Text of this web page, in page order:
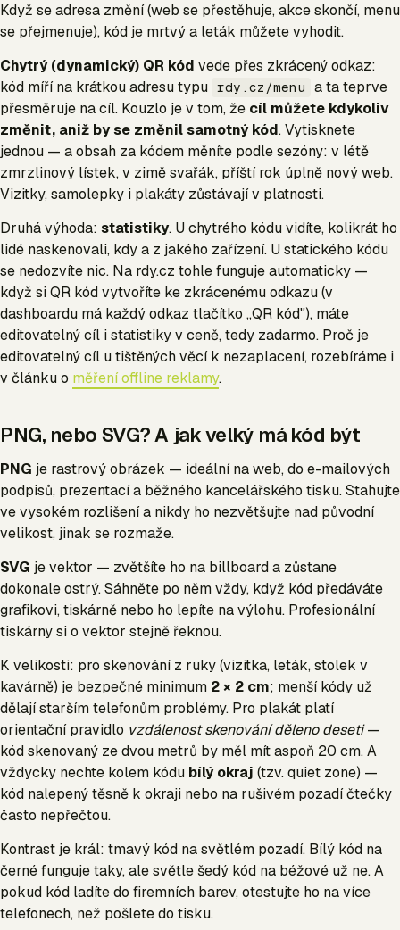
Když se adresa změní (web se přestěhuje, akce skončí, menu
se přejmenuje), kód je mrtvý a leták můžete vyhodit.
Chytrý (dynamický) QR kód vede přes zkrácený odkaz:
kód míří na krátkou adresu typu rdy.cz/menu
a ta teprve
přesměruje na cíl. Kouzlo je v tom, že cíl můžete kdykoliv
změnit, aniž by se změnil samotný kód. Vytisknete
jednou — a obsah za kódem měníte podle sezóny: v létě
zmrzlinový lístek, v zimě svařák, příští rok úplně nový web.
Vizitky, samolepky i plakáty zůstávají v platnosti.
Druhá výhoda: statistiky. U chytrého kódu vidíte, kolikrát ho
lidé naskenovali, kdy a z jakého zařízení. U statického kódu
se nedozvíte nic. Na rdy.cz tohle funguje automaticky —
když si QR kód vytvoříte ke zkrácenému odkazu (v
dashboardu má každý odkaz tlačítko „QR kód"), máte
editovatelný cíl i statistiky v ceně, tedy zadarmo. Proč je
editovatelný cíl u tištěných věcí k nezaplacení, rozebíráme i
v článku o měření offline reklamy.
PNG, nebo SVG? A jak velký má kód být
PNG je rastrový obrázek — ideální na web, do e-mailových
podpisů, prezentací a běžného kancelářského tisku. Stahujte
ve vysokém rozlišení a nikdy ho nezvětšujte nad původní
velikost, jinak se rozmaže.
SVG je vektor — zvětšíte ho na billboard a zůstane
dokonale ostrý. Sáhněte po něm vždy, když kód předáváte
grafikovi, tiskárně nebo ho lepíte na výlohu. Profesionální
tiskárny si o vektor stejně řeknou.
K velikosti: pro skenování z ruky (vizitka, leták, stolek v
kavárně) je bezpečné minimum 2 × 2 cm; menší kódy už
dělají starším telefonům problémy. Pro plakát platí
orientační pravidlo vzdálenost skenování děleno deseti—
kód skenovaný ze dvou metrů by měl mít aspoň 20 cm. A
vždycky nechte kolem kódu bílý okraj (tzv. quiet zone) —
kód nalepený těsně k okraji nebo na rušivém pozadí čtečky
často nepřečtou.
Kontrast je král: tmavý kód na světlém pozadí. Bílý kód na
černé funguje taky, ale světle šedý kód na béžové už ne. A
pokud kód ladíte do firemních barev, otestujte ho na více
telefonech, než pošlete do tisku.